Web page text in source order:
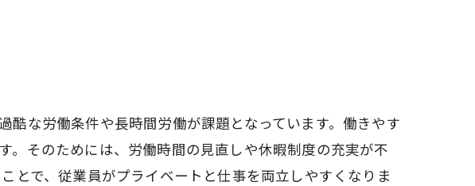
な労働条件や長時間労働が課題となっています。働きやす
。そのためには、労働時間の見直しや休暇制度の充実が不
とで、従業員がプライベートと仕事を両立しやすくなりま